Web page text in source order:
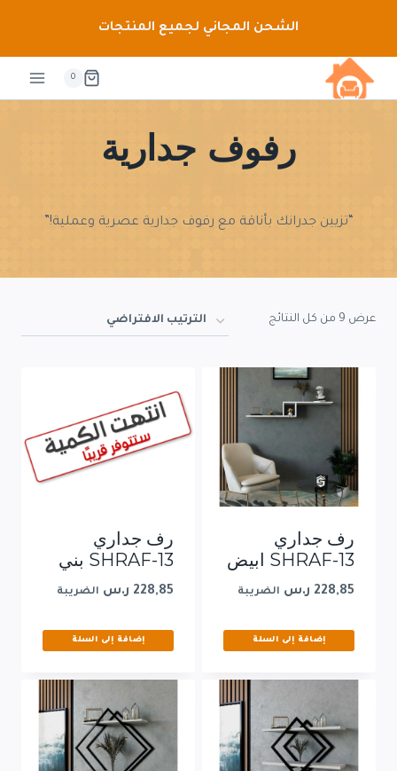
المحتوى
الشحن المجاني لجميع المنتجات
0
رفوف جدارية
“تزيين جدرانك بأناقة مع رفوف جدارية عصرية وعملية!”
عرض ⁦9⁩ من كل النتائج
رف جداري
SHRAF-13 ابيض
228,85 ر.س الضريبة
إضافة إلى السلة
رف جداري
SHRAF-13 بني
228,85 ر.س الضريبة
إضافة إلى السلة